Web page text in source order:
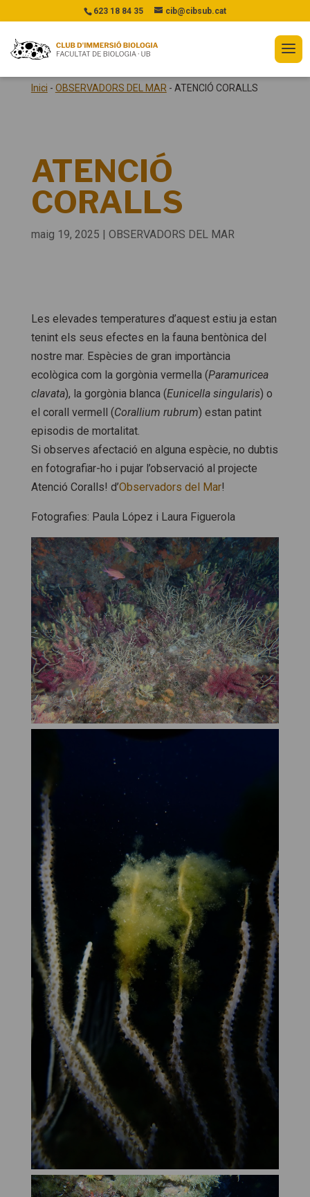
623 18 84 35 cib@cibsub.cat
Inici - OBSERVADORS DEL MAR - ATENCIÓ CORALLS
ATENCIÓ
CORALLS
maig 19, 2025 | OBSERVADORS DEL MAR
Les elevades temperatures d’aquest estiu ja estan
tenint els seus efectes en la fauna bentònica del
nostre mar. Espècies de gran importància
ecològica com la gorgònia vermella (Paramuricea
clavata), la gorgònia blanca (Eunicella singularis) o
el corall vermell (Corallium rubrum) estan patint
episodis de mortalitat.
Si observes afectació en alguna espècie, no dubtis
en fotografiar-ho i pujar l’observació al projecte
Atenció Coralls! d’Observadors del Mar!
Fotografies: Paula López i Laura Figuerola